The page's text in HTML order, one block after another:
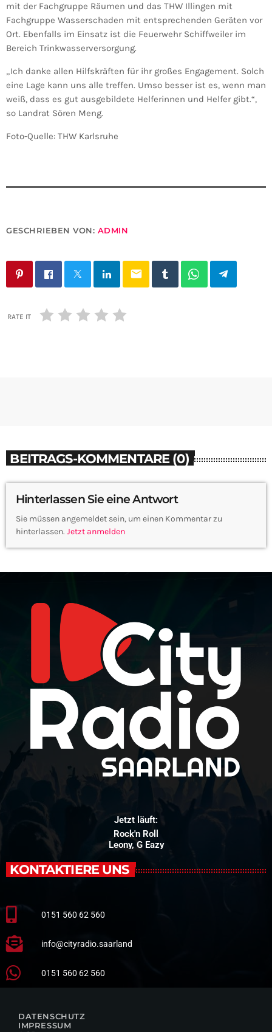
mit der Fachgruppe Räumen und das THW Illingen mit
Fachgruppe Wasserschaden mit entsprechenden Geräten vor
Ort. Ebenfalls im Einsatz ist die Feuerwehr Schiffweiler im
Bereich Trinkwasserversorgung.
„Ich danke allen Hilfskräften für ihr großes Engagement. Solch
eine Lage kann uns alle treffen. Umso besser ist es, wenn man
weiß, dass es gut ausgebildete Helferinnen und Helfer gibt.“,
so Landrat Sören Meng.
Foto-Quelle: THW Karlsruhe
GESCHRIEBEN VON: ADMIN
email
RATE IT
BEITRAGS-KOMMENTARE (0)
Hinterlassen Sie eine Antwort
Sie müssen angemeldet sein, um einen Kommentar zu
hinterlassen. Jetzt anmelden
Jetzt läuft:
Rock'n Roll
Leony, G Eazy
KONTAKTIERE UNS
0151 560 62 560
info@cityradio.saarland
0151 560 62 560
DATENSCHUTZ
IMPRESSUM